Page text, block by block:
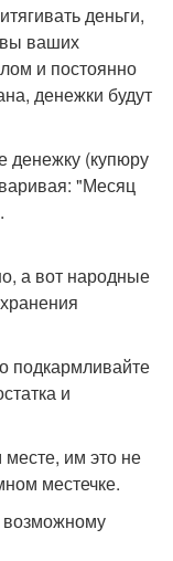
деньги,
ваших
и постоянно
денежки будут
денежку (купюру
"Месяц
а вот народные
подкармливайте
и
им это не
местечке.
возможному